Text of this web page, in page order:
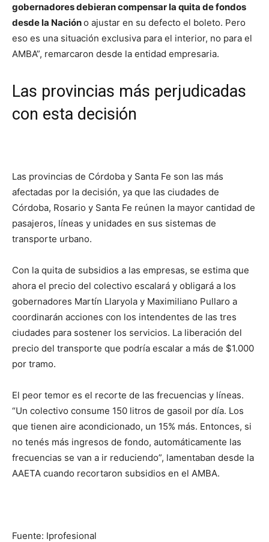
gobernadores debieran compensar la quita de fondos
desde la Nacióno ajustar en su defecto el boleto. Pero
eso es una situación exclusiva para el interior, no para el
AMBA”, remarcaron desde la entidad empresaria.
Las provincias más perjudicadas
con esta decisión
Las provincias de Córdoba y Santa Fe son las más
afectadas por la decisión, ya que las ciudades de
Córdoba, Rosario y Santa Fe reúnen la mayor cantidad de
pasajeros, líneas y unidades en sus sistemas de
transporte urbano.
Con la quita de subsidios a las empresas, se estima que
ahora el precio del colectivo escalará y obligará a los
gobernadores Martín Llaryola y Maximiliano Pullaro a
coordinarán acciones con los intendentes de las tres
ciudades para sostener los servicios. La liberación del
precio del transporte que podría escalar a más de $1.000
por tramo.
El peor temor es el recorte de las frecuencias y líneas.
“Un colectivo consume 150 litros de gasoil por día. Los
que tienen aire acondicionado, un 15% más. Entonces, si
no tenés más ingresos de fondo, automáticamente las
frecuencias se van a ir reduciendo”, lamentaban desde la
AAETA cuando recortaron subsidios en el AMBA.
Fuente: Iprofesional